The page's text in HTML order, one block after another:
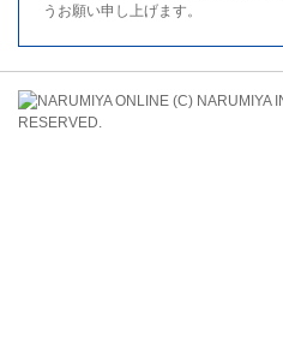
うお願い申し上げます。